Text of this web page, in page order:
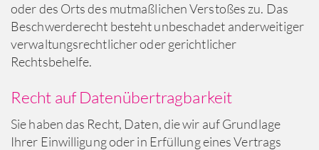
oder des Orts des mutmaßlichen Verstoßes zu. Das
Beschwerderecht besteht unbeschadet anderweitiger
verwaltungsrechtlicher oder gerichtlicher
Rechtsbehelfe.
Recht auf Datenübertragbarkeit
Sie haben das Recht, Daten, die wir auf Grundlage
Ihrer Einwilligung oder in Erfüllung eines Vertrags